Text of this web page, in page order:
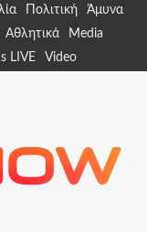
Πολιτική
Άμυνα
Αθλητικά
Media
LIVE Video